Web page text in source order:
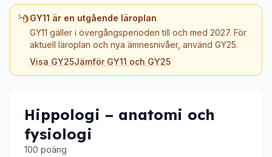
GY11 är en utgående läroplan
GY11 gäller i övergångsperioden till och med 2027. För
aktuell läroplan och nya ämnesnivåer, använd GY25.
Visa GY25Jämför GY11 och GY25
Hippologi – anatomi och
fysiologi
100 poäng